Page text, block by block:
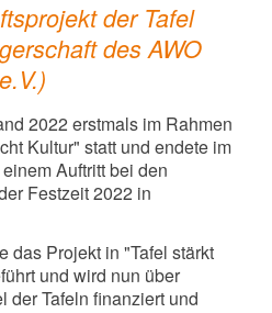
der Tafel
des AWO
2022 erstmals im Rahmen
Kultur" statt und endete im
Auftritt bei den
Festzeit 2022 in
das Projekt in "Tafel stärkt
und wird nun über
der Tafeln finanziert und